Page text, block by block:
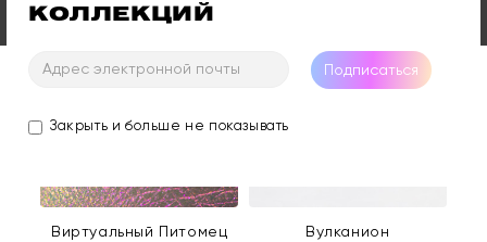
КОЛЛЕКЦИЙ
Подписаться
Закрыть и больше не показывать
Виртуальный Питомец
Вулканион